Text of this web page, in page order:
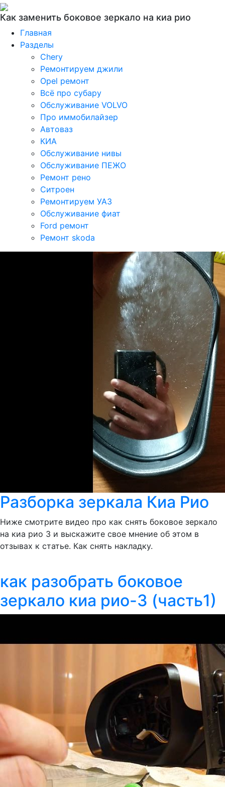
Как заменить боковое зеркало на киа рио
Главная
Разделы
Chery
Ремонтируем джили
Opel ремонт
Всё про субару
Обслуживание VOLVO
Про иммобилайзер
Автоваз
КИА
Обслуживание нивы
Обслуживание ПЕЖО
Ремонт рено
Ситроен
Ремонтируем УАЗ
Обслуживание фиат
Ford ремонт
Ремонт skoda
Разборка зеркала Киа Рио
Ниже смотрите видео про как снять боковое зеркало
на киа рио 3 и выскажите свое мнение об этом в
отзывах к статье. Как снять накладку.
как разобрать боковое
зеркало киа рио-3 (часть1)